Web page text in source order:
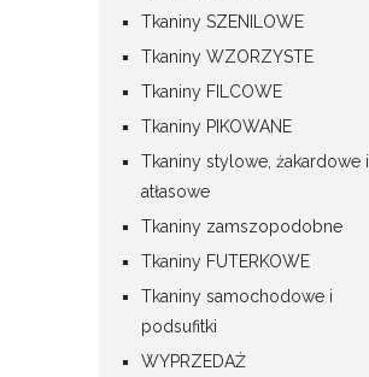
Tkaniny SZENILOWE
Tkaniny WZORZYSTE
Tkaniny FILCOWE
Tkaniny PIKOWANE
Tkaniny stylowe, żakardowe i
atłasowe
Tkaniny zamszopodobne
Tkaniny FUTERKOWE
Tkaniny samochodowe i
podsufitki
WYPRZEDAŻ